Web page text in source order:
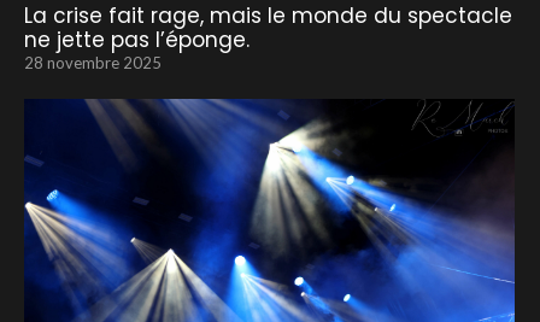
La crise fait rage, mais le monde du spectacle
ne jette pas l’éponge.
28 novembre 2025